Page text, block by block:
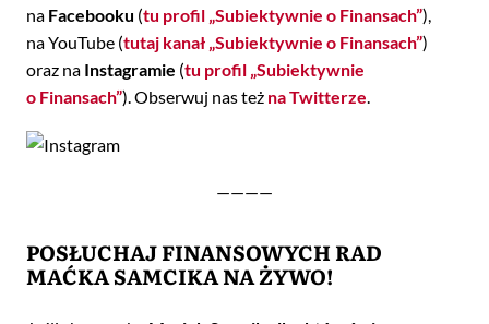
na Facebooku (tu profil „Subiektywnie o Finansach”),
na YouTube (tutaj kanał „Subiektywnie o Finansach”)
oraz na Instagramie (tu profil „Subiektywnie
o Finansach”). Obserwuj nas też na Twitterze.
————
POSŁUCHAJ FINANSOWYCH RAD
MAĆKA SAMCIKA NA ŻYWO!